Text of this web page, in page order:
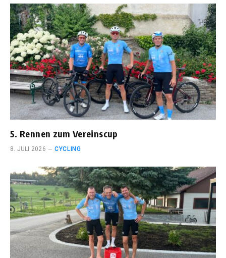
5. Rennen zum Vereinscup
8. JULI 2026 CYCLING